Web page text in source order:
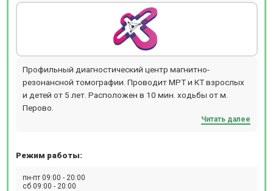
Профильный диагностический центр магнитно-
резонансной томографии. Проводит МРТ и КТ взрослых
и детей от 5 лет. Расположен в 10 мин. ходьбы от м.
Перово.
Читать далее
Режим работы:
пн-пт 09:00 - 20:00
сб 09:00 - 20:00